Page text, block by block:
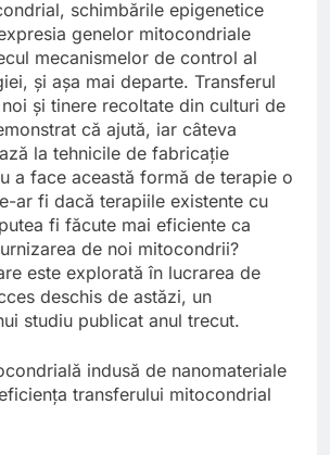
schimbările epigenetice
genelor mitocondriale
mecanismelor de control al
și așa mai departe. Transferul
și tinere recoltate din culturi de
că ajută, iar câteva
la tehnicile de fabricație
a face această formă de terapie o
ar fi dacă terapiile existente cu
fi făcute mai eficiente ca
de noi mitocondrii?
este explorată în lucrarea de
deschis de astăzi, un
studiu publicat anul trecut.
indusă de nanomateriale
transferului mitocondrial